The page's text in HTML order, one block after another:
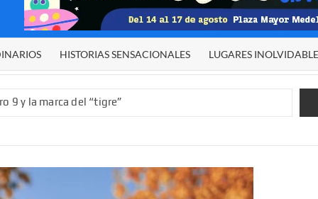
HISTORIAS SENSACIONALES LUGARES
9 y la marca del “tigre”
sexual infantil
de El Niño”